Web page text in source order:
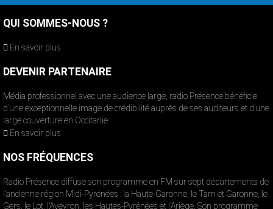
QUI SOMMES-NOUS ?
En savoir plus
DEVENIR PARTENAIRE
Média professionnel avec une audience large, radio Présence bénéficie
d’une exceptionnelle image de crédibilité auprès de ses auditeurs et d’une
large couverture en Occitanie.
En savoir plus
NOS FRÉQUENCES
Radio Présence diffuse son programme en FM sur sept départements de
l’ancienne région Midi-Pyrénées : la Haute-Garonne, le Tarn et Garonne, le
Gers, le Lot, l’Aveyron, les Hautes-Pyrénées et l’Ariège. Son programme